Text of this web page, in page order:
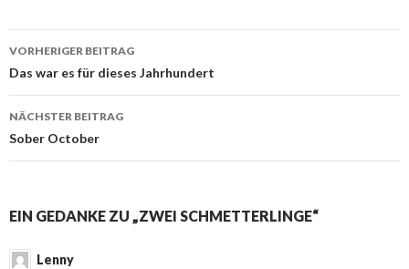
Beitragsnavigation
VORHERIGER BEITRAG
Das war es für dieses Jahrhundert
NÄCHSTER BEITRAG
Sober October
EIN GEDANKE ZU „ZWEI SCHMETTERLINGE“
Lenny